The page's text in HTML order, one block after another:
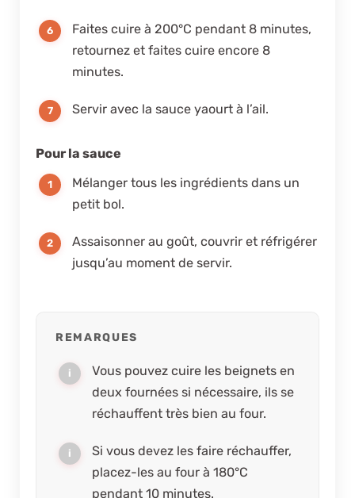
Faites cuire à 200°C pendant 8 minutes,
retournez et faites cuire encore 8
minutes.
Servir avec la sauce yaourt à l’ail.
Pour la sauce
Mélanger tous les ingrédients dans un
petit bol.
Assaisonner au goût, couvrir et réfrigérer
jusqu’au moment de servir.
REMARQUES
Vous pouvez cuire les beignets en
deux fournées si nécessaire, ils se
réchauffent très bien au four.
Si vous devez les faire réchauffer,
placez-les au four à 180°C
pendant 10 minutes.